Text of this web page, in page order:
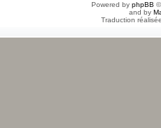
Powered by phpBB
and by
Traduction